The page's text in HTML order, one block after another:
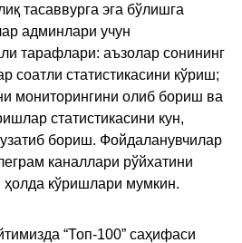
тасаввурга эга бўлишга
админлари учун
тарафлари: аъзолар сонининг
соатли статистикасини кўриш;
мониторингини олиб бориш ва
статистикасини кун,
бориш. Фойдаланувчилар
каналлари рўйхатини
ҳолда кўришлари мумкин.
“Топ-100” саҳифаси